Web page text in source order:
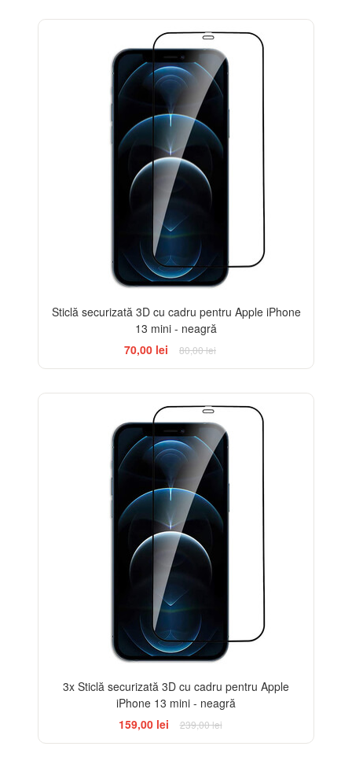
Sticlă securizată 3D cu cadru pentru Apple iPhone
13 mini - neagră
70,00 lei
80,00 lei
3x Sticlă securizată 3D cu cadru pentru Apple
iPhone 13 mini - neagră
159,00 lei
239,00 lei